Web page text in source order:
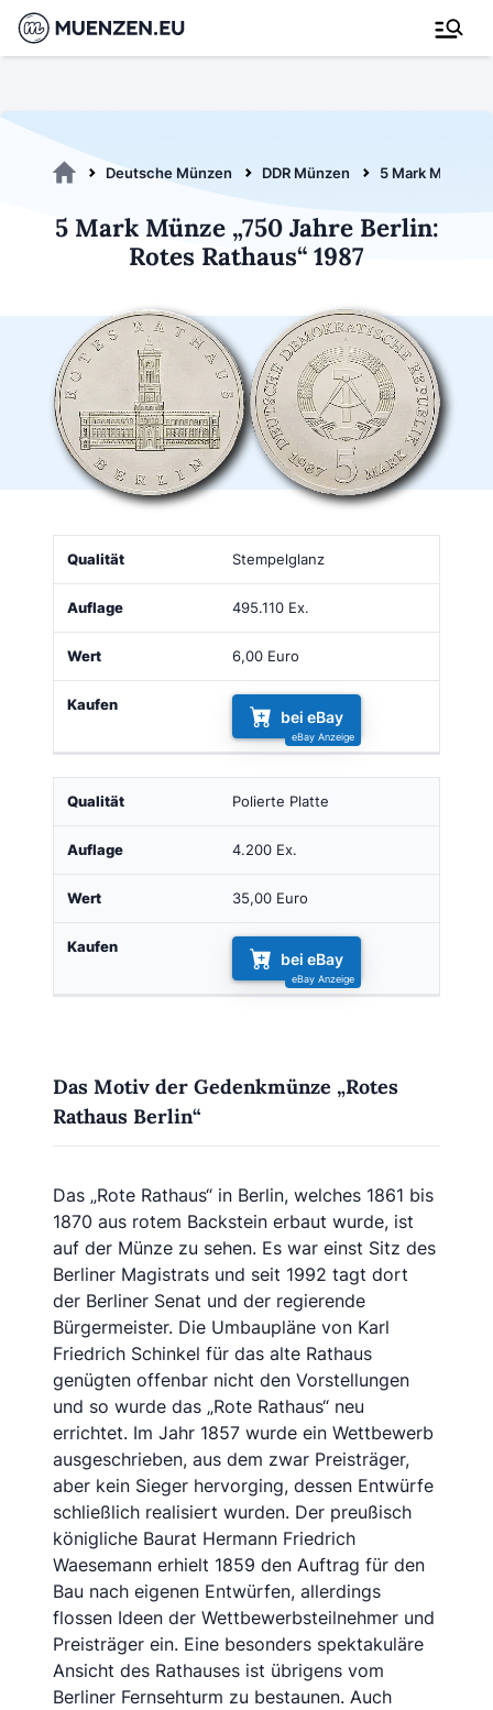
Deutsche Münzen DDR Münzen 5 Mark Münzen
5 Mark Münze „750 Jahre Berlin:
Rotes Rathaus“ 1987
Qualität Wert Kaufen
Stempelglanz
495.110 Ex.
6,00 Euro
bei eBay
Polierte Platte
4.200 Ex.
35,00 Euro
bei eBay
Das Motiv der Gedenkmünze „Rotes
Rathaus Berlin“
Das „Rote Rathaus“ in Berlin, welches 1861 bis
1870 aus rotem Backstein erbaut wurde, ist
auf der Münze zu sehen. Es war einst Sitz des
Berliner Magistrats und seit 1992 tagt dort
der Berliner Senat und der regierende
Bürgermeister. Die Umbaupläne von Karl
Friedrich Schinkel für das alte Rathaus
genügten offenbar nicht den Vorstellungen
und so wurde das „Rote Rathaus“ neu
errichtet. Im Jahr 1857 wurde ein Wettbewerb
ausgeschrieben, aus dem zwar Preisträger,
aber kein Sieger hervorging, dessen Entwürfe
schließlich realisiert wurden. Der preußisch
königliche Baurat Hermann Friedrich
Waesemann erhielt 1859 den Auftrag für den
Bau nach eigenen Entwürfen, allerdings
flossen Ideen der Wettbewerbsteilnehmer und
Preisträger ein. Eine besonders spektakuläre
Ansicht des Rathauses ist übrigens vom
Berliner Fernsehturm zu bestaunen. Auch